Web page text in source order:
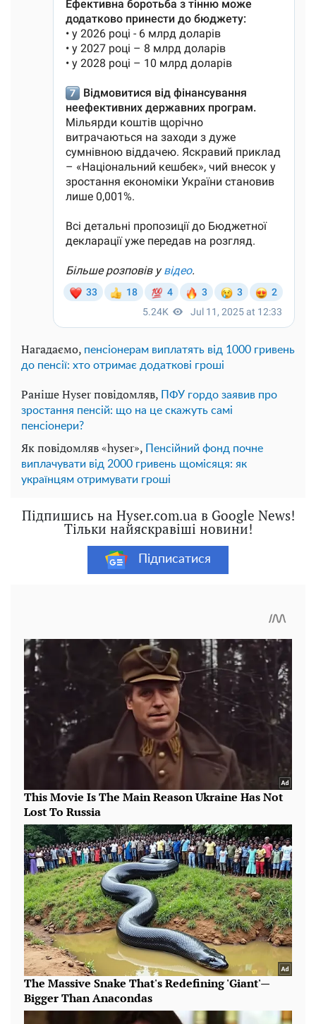
Нагадаємо, пенсіонерам виплатять від 1000 гривень
до пенсії: хто отримає додаткові гроші
Раніше Hyser повідомляв,
ПФУ гордо заявив про
зростання пенсій: що на це скажуть самі
пенсіонери?
Як повідомляв «hyser»,
Пенсійний фонд почне
виплачувати від 2000 гривень щомісяця: як
українцям отримувати гроші
Підпишись на Hyser.com.ua в Google News!
Тільки найяскравіші новини!
Підписатися